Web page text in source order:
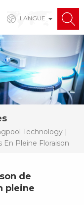
LANGUE
Technology |
Pleine Floraison
de
pleine